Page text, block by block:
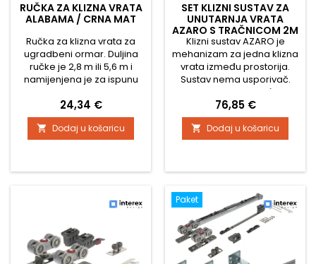
RUČKA ZA KLIZNA VRATA
ALABAMA / CRNA MAT
Ručka za klizna vrata za
ugradbeni ormar. Duljina
ručke je 2,8 m ili 5,6 m i
namijenjena je za ispunu
stakla. U slučaju korištenja
stakla preporučuje se
upotreba brtve za staklo.
Četkice za ovu vodilicu su
širokoj četkici, vrata pri
Cijena
24,34 €
 Dodaj u košaricu
SET KLIZNI SUSTAV ZA
UNUTARNJA VRATA
AZARO S TRAČNICOM 2M
/ 100KG
Klizni sustav AZARO je
mehanizam za jedna klizna
vrata između prostorija.
Sustav nema usporivač.
Maksimalno opterećenje
vrata 100 kg. U paketu se
nalazi i vodilica koja se
pričvršćuje na pod te sav
potreban instalacijski
set kliznog okova 2x završni
vodilica 2000 mm 4x zidni
nosač za vodilicu Po...
Cijena
76,85 €
 Dodaj u košaricu
Paket